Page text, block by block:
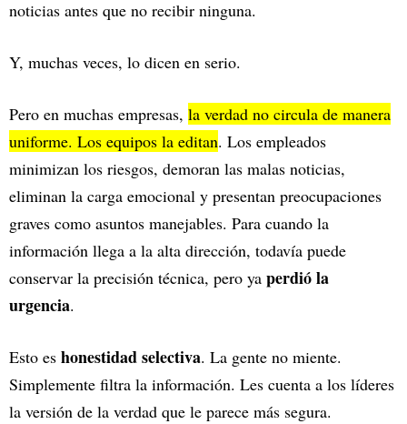
noticias antes que no recibir ninguna.
Y, muchas veces, lo dicen en serio.
Pero en muchas empresas, la verdad no circula de manera
uniforme. Los equipos la editan. Los empleados
minimizan los riesgos, demoran las malas noticias,
eliminan la carga emocional y presentan preocupaciones
graves como asuntos manejables. Para cuando la
información llega a la alta dirección, todavía puede
conservar la precisión técnica, pero ya perdió la
urgencia.
Esto es honestidad selectiva. La gente no miente.
Simplemente filtra la información. Les cuenta a los líderes
la versión de la verdad que le parece más segura.